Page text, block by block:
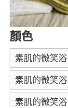
顏色
素肌的微笑
素肌的微笑
素肌的微笑